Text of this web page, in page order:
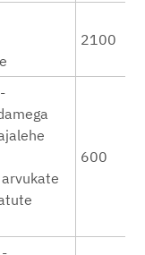
2100
600